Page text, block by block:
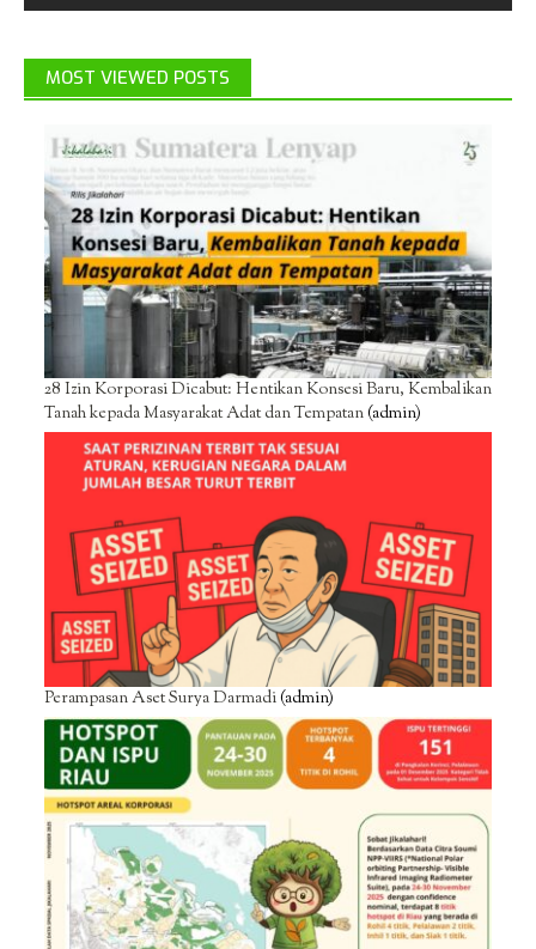
MOST VIEWED POSTS
28 Izin Korporasi Dicabut: Hentikan Konsesi Baru, Kembalikan
Tanah kepada Masyarakat Adat dan Tempatan(admin)
Perampasan Aset Surya Darmadi(admin)